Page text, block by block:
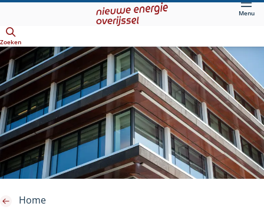
hoofdinhoud
Menu
Zoeken
Home